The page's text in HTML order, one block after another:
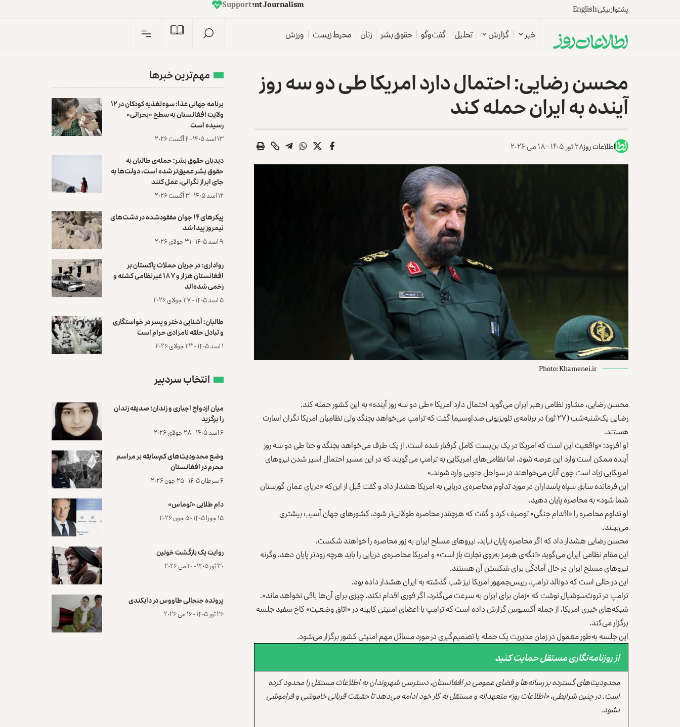
پشتوازبیکیEnglish
m
s
i
l
a
n
r
u
o
J
t
n
e
d
n
e
p
e
d
n
ISupport
خبر گزارش تحلیل گفت‌وگو حقوق بشر زنان محیط زیست ورزش
محسن رضایی: احتمال دارد امریکا طی دو سه روز
آینده به ایران حمله کند
اطلاعات روز۲۸ ثور ۱۴۰۵ - ۱۸ می ۲۰۲۶
Photo: Khamenei.ir
محسن رضایی، مشاور نظامی رهبر ایران می‌گوید احتمال دارد امریکا «طی دو سه روز آینده» به این کشور حمله کند.
رضایی یک‌شنبه‌شب (۲۷ ثور) در
برنامه‌ی تلویزیونی صداوسیماگفت که ترامپ می‌خواهد بجنگد ولی نظامیان امریکا نگران اسارت
هستند.
او افزود: «واقعیت این است که امریکا در یک بن‌بست کامل گرفتار شده است. از یک طرف می‌خواهد بجنگد و حتا طی دو سه روز
آینده ممکن است وارد این عرصه شود، اما نظامی‌های امریکایی به ترامپ می‌گویند که در این مسیر احتمال اسیر شدن نیروهای
امریکایی زیاد است چون آنان می‌خواهند در سواحل جنوبی وارد شوند.»
این فرمانده سابق سپاه پاسداران در مورد تداوم محاصره‌ی دریایی به امریکا هشدار داد و گفت قبل از این‌که «دریای عمان گورستان
شما شود» به محاصره پایان دهید.
او تداوم محاصره را «اقدام جنگی» توصیف کرد و گفت که هرچقدر محاصره طولانی‌تر شود، کشورهای جهان آسیب بیشتری
می‌بینند.
محسن رضایی هشدار داد که اگر محاصره پایان نیابد، نیروهای مسلح ایران به زور محاصره را خواهند شکست.
این مقام نظامی ایران می‌گوید «تنگه‌ی هرمز به‌روی تجارت باز است» و امریکا محاصره‌ی دریایی را باید هرچه زودتر پایان دهد، وگرنه
نیروهای مسلح ایران در حال آمادگی برای شکستن آن هستند.
این در حالی است که دونالد ترامپ، رییس‌جمهور امریکا نیز شب گذشته به ایران هشدار داده بود.
ترامپ در تروث‌سوشیال نوشت که «زمان برای ایران به سرعت می‌گذرد، اگر فوری اقدام نکند، چیزی برای آن‌ها باقی نخواهد ماند».
شبکه‌های خبری امریکا، از جمله آکسیوس گزارش داده‌ است که ترامپ با اعضای امنیتی کابینه در «اتاق وضعیت» کاخ سفید جلسه
برگزار می‌کند.
این جلسه به‌طور معمول در زمان مدیریت یک حمله یا تصمیم‌گیری در مورد مسائل مهم امنیتی کشور برگزار می‌شود.
از روزنامه‌نگاری مستقل حمایت کنید
محدودیت‌های گسترده بر رسانه‌ها و فضای عمومی در افغانستان، دسترسی شهروندان به اطلاعات مستقل را محدود کرده
است. در چنین شرایطی، «اطلاعات روز» متعهدانه و مستقل به کار خود ادامه می‌دهد تا حقیقت قربانی خاموشی و فراموشی
نشود.
مهم‌ترین خبرها
برنامه جهانی غذا: سوءتغذیه کودکان در ۱۲
ولایت افغانستان به سطح «بحرانی»
رسیده است
۱۳ اسد ۱۴۰۵ - ۴ آگست ۲۰۲۶
دیدبان حقوق بشر: حمله‌ی طالبان به
حقوق بشر عمیق‌تر شده است، دولت‌ها به
جای ابراز نگرانی، عمل کنند
۱۲ اسد ۱۴۰۵ - ۳ آگست ۲۰۲۶
پیکرهای ۱۴ جوان مفقودشده در دشت‌های
نیمروز پیدا شد
۹ اسد ۱۴۰۵ - ۳۱ جولای ۲۰۲۶
رواداری: در جریان حملات پاکستان بر
افغانستان هزار و ۱۸۷ غیرنظامی کشته و
زخمی شده‌اند
۵ اسد ۱۴۰۵ - ۲۷ جولای ۲۰۲۶
طالبان: آشنایی دختر و پسر در خواستگاری
و تبادل حلقه نامزادی حرام است
۱ اسد ۱۴۰۵ - ۲۳ جولای ۲۰۲۶
انتخاب سردبیر
میان ازدواج اجباری و زندان؛ صدیقه زندان
را برگزید
۶ اسد ۱۴۰۵ - ۲۸ جولای ۲۰۲۶
وضع محدودیت‌های کم‌سابقه بر مراسم
محرم در افغانستان
۴ سرطان ۱۴۰۵ - ۲۵ جون ۲۰۲۶
دام طلایی «توماس»
۱۵ جوزا ۱۴۰۵ - ۵ جون ۲۰۲۶
روایت یک بازگشت خونین
۳۰ ثور ۱۴۰۵ - ۲۰ می ۲۰۲۶
پرونده‌ جنجالی طاووس در دایکندی
۲۶ ثور ۱۴۰۵ - ۱۶ می ۲۰۲۶